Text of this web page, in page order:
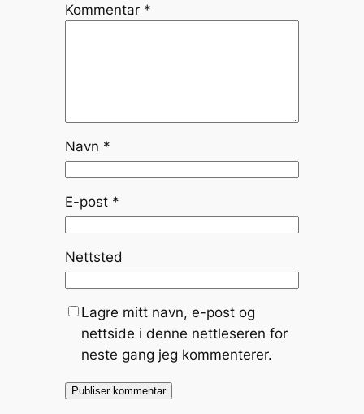
Kommentar *
Navn *
E-post *
Nettsted
Lagre mitt navn, e-post og
nettside i denne nettleseren for
neste gang jeg kommenterer.